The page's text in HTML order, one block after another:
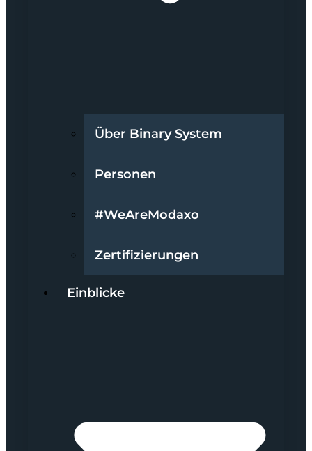
Über Binary System
Personen
#WeAreModaxo
Zertifizierungen
Einblicke